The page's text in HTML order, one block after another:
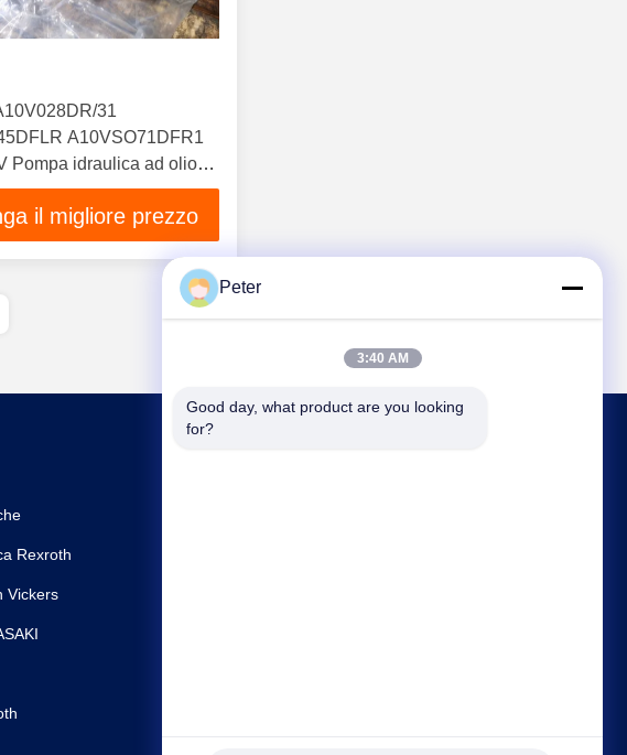
31
A10VSO71DFR1
Pompa idraulica ad olio
a pistoni a
variabile
il migliore prezzo
Rexroth
Vickers
Peter
3:40 AM
Good day, what product are you looking
for?